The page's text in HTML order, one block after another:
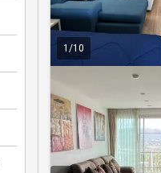
1 /10